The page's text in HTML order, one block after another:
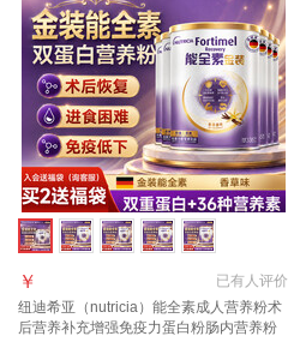
已有人评价
￥
纽迪希亚（nutricia）能全素成人营养粉术
后营养补充增强免疫力蛋白粉肠内营养粉